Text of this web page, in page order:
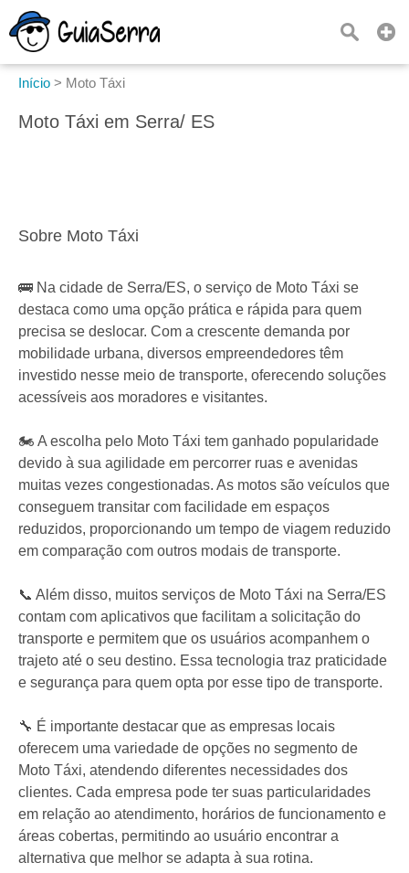
Início > Moto Táxi
Moto Táxi em Serra/ ES
Sobre Moto Táxi
🚌 Na cidade de Serra/ES, o serviço de Moto Táxi se
destaca como uma opção prática e rápida para quem
precisa se deslocar. Com a crescente demanda por
mobilidade urbana, diversos empreendedores têm
investido nesse meio de transporte, oferecendo soluções
acessíveis aos moradores e visitantes.
🏍️ A escolha pelo Moto Táxi tem ganhado popularidade
devido à sua agilidade em percorrer ruas e avenidas
muitas vezes congestionadas. As motos são veículos que
conseguem transitar com facilidade em espaços
reduzidos, proporcionando um tempo de viagem reduzido
em comparação com outros modais de transporte.
📞 Além disso, muitos serviços de Moto Táxi na Serra/ES
contam com aplicativos que facilitam a solicitação do
transporte e permitem que os usuários acompanhem o
trajeto até o seu destino. Essa tecnologia traz praticidade
e segurança para quem opta por esse tipo de transporte.
🔧 É importante destacar que as empresas locais
oferecem uma variedade de opções no segmento de
Moto Táxi, atendendo diferentes necessidades dos
clientes. Cada empresa pode ter suas particularidades
em relação ao atendimento, horários de funcionamento e
áreas cobertas, permitindo ao usuário encontrar a
alternativa que melhor se adapta à sua rotina.